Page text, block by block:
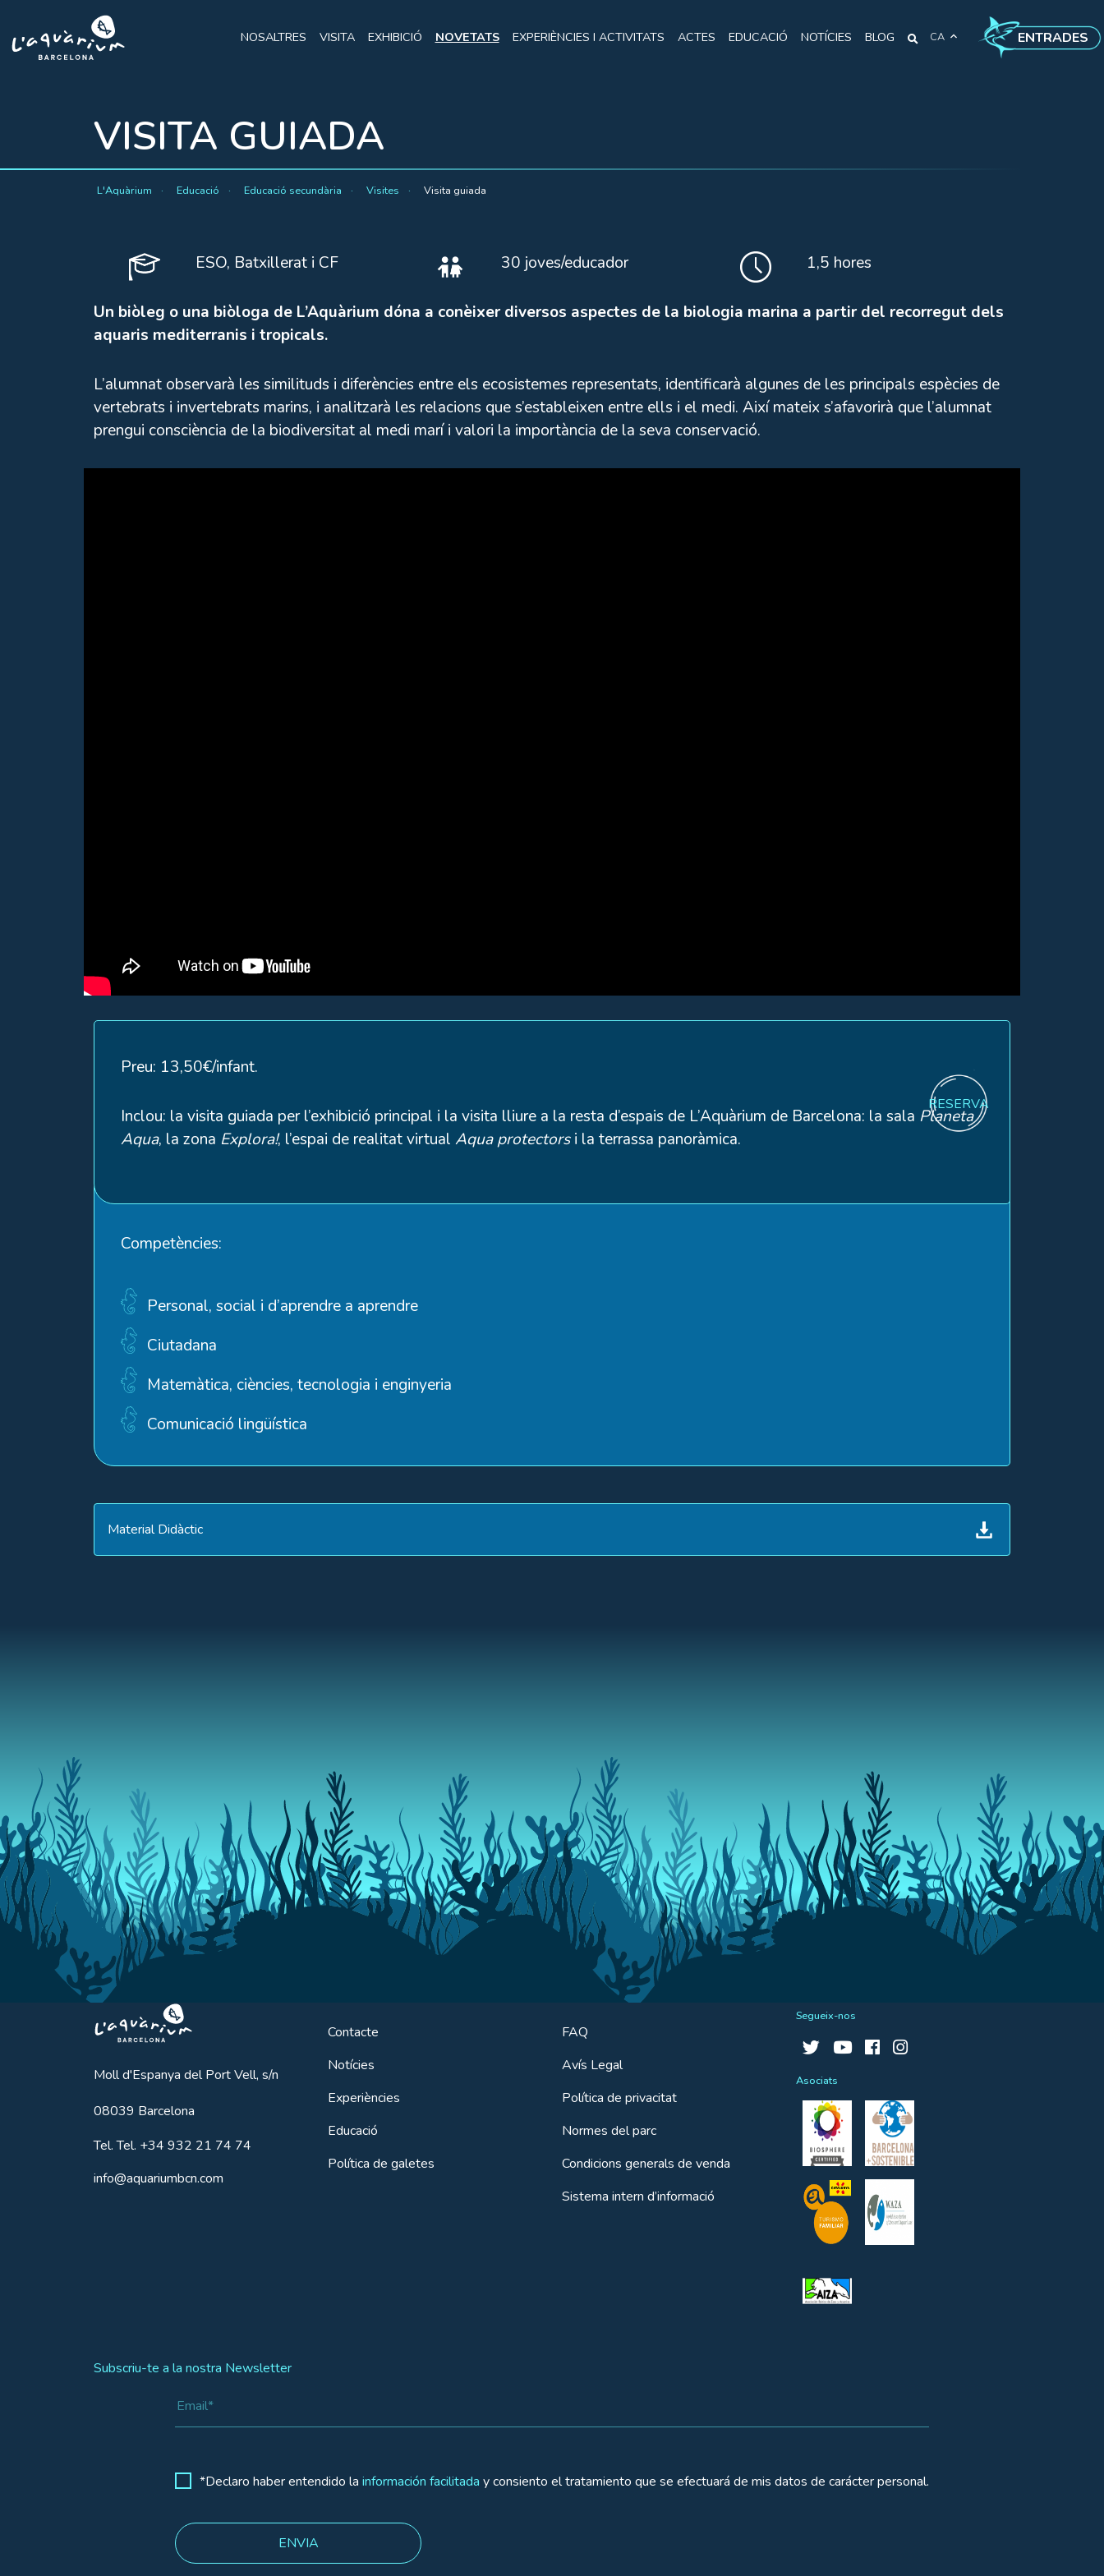
CA
NOSALTRES VISITA EXHIBICIÓ NOVETATS EXPERIÈNCIES I ACTIVITATS ACTES EDUCACIÓ NOTÍCIES BLOG ENTRADES
VISITA GUIADA
L'Aquàrium Educació Educació secundària Visites Visita guiada
ESO, Batxillerat i CF 30 joves/educador 1,5 hores
Un biòleg o una biòloga de L’Aquàrium dóna a conèixer diversos aspectes de la biologia marina a partir del recorregut dels
aquaris mediterranis i tropicals.
L’alumnat observarà les similituds i diferències entre els ecosistemes representats, identificarà algunes de les principals espècies de
vertebrats i invertebrats marins, i analitzarà les relacions que s’estableixen entre ells i el medi. Així mateix s’afavorirà que l’alumnat
prengui consciència de la biodiversitat al medi marí i valori la importància de la seva conservació.
RESERVA
Preu: 13,50€/infant.
Inclou: la visita guiada per l’exhibició principal i la visita lliure a la resta d’espais de L’Aquàrium de Barcelona: la sala Planeta
Aqua, la zona Explora!, l’espai de realitat virtual Aqua protectorsi la terrassa panoràmica.
Competències:
Personal, social i d’aprendre a aprendre
Ciutadana
Matemàtica, ciències, tecnologia i enginyeria
Comunicació lingüística
Material Didàctic
Aquarium BCN
Moll d'Espanya del Port Vell, s/n
08039 Barcelona
Tel.Tel. +34 932 21 74 74
info@aquariumbcn.com
Contacte
Notícies
Experiències
Educació
Política de galetes
FAQ
Avís Legal
Política de privacitat
Normes del parc
Condicions generals de venda
Sistema intern d’informació
Segueix-nos
Asociats
Subscriu-te a la nostra Newsletter
*Declaro haber entendido la información facilitada y consiento el tratamiento que se efectuará de mis datos de carácter personal.